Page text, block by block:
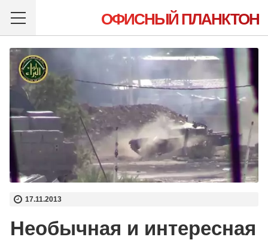
ОФИСНЫЙ ПЛАНКТОН
17.11.2013
Необычная и интересная